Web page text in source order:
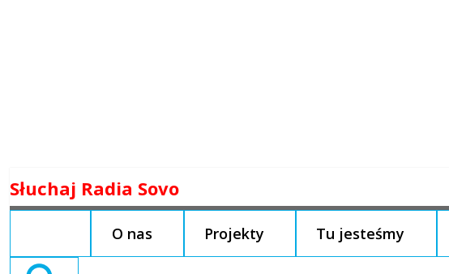
to
Słuchaj Radia Sovo
O nas Projekty Tu jesteśmy
Search